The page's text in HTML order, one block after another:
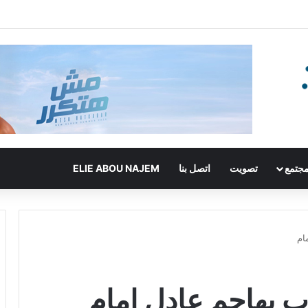
مجتمع تصويت اتصل بنا ELIE ABOU NAJEM
يهاجم عادل إمام